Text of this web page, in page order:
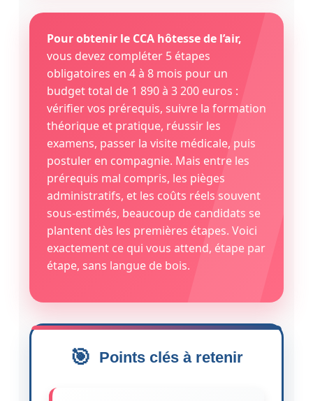
Pour obtenir le CCA hôtesse de l’air,
vous devez compléter 5 étapes
obligatoires en 4 à 8 mois pour un
budget total de 1 890 à 3 200 euros :
vérifier vos prérequis, suivre la formation
théorique et pratique, réussir les
examens, passer la visite médicale, puis
postuler en compagnie. Mais entre les
prérequis mal compris, les pièges
administratifs, et les coûts réels souvent
sous-estimés, beaucoup de candidats se
plantent dès les premières étapes. Voici
exactement ce qui vous attend, étape par
étape, sans langue de bois.
Points clés à retenir